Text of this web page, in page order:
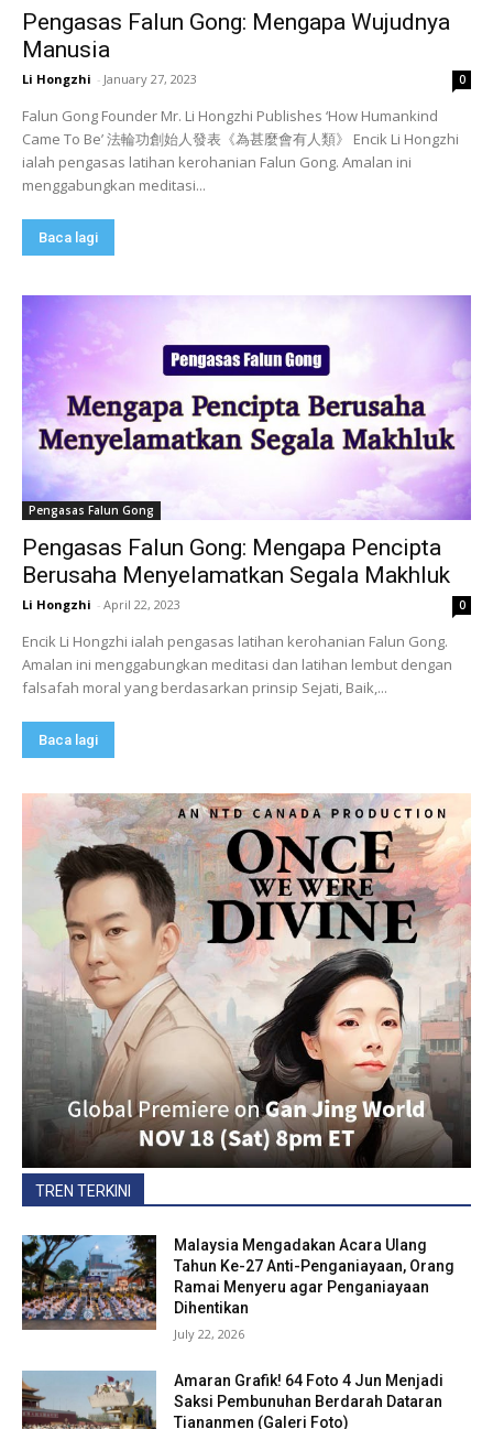
Pengasas Falun Gong: Mengapa Wujudnya
Manusia
Li Hongzhi - January 27, 2023 0
Falun Gong Founder Mr. Li Hongzhi Publishes ‘How Humankind
Came To Be’ 法輪功創始人發表《為甚麼會有人類》 Encik Li Hongzhi
ialah pengasas latihan kerohanian Falun Gong. Amalan ini
menggabungkan meditasi...
Baca lagi
Pengasas Falun Gong
Pengasas Falun Gong: Mengapa Pencipta
Berusaha Menyelamatkan Segala Makhluk
Li Hongzhi - April 22, 2023 0
Encik Li Hongzhi ialah pengasas latihan kerohanian Falun Gong.
Amalan ini menggabungkan meditasi dan latihan lembut dengan
falsafah moral yang berdasarkan prinsip Sejati, Baik,...
Baca lagi
TREN TERKINI
Malaysia Mengadakan Acara Ulang
Tahun Ke-27 Anti-Penganiayaan, Orang
Ramai Menyeru agar Penganiayaan
Dihentikan
July 22, 2026
Amaran Grafik! 64 Foto 4 Jun Menjadi
Saksi Pembunuhan Berdarah Dataran
Tiananmen (Galeri Foto)